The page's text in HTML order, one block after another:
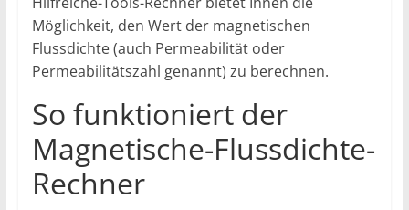
Möglichkeit, den Wert der magnetischen
Flussdichte (auch Permeabilität oder
Permeabilitätszahl genannt) zu berechnen.
So funktioniert der
Magnetische-Flussdichte-
Rechner